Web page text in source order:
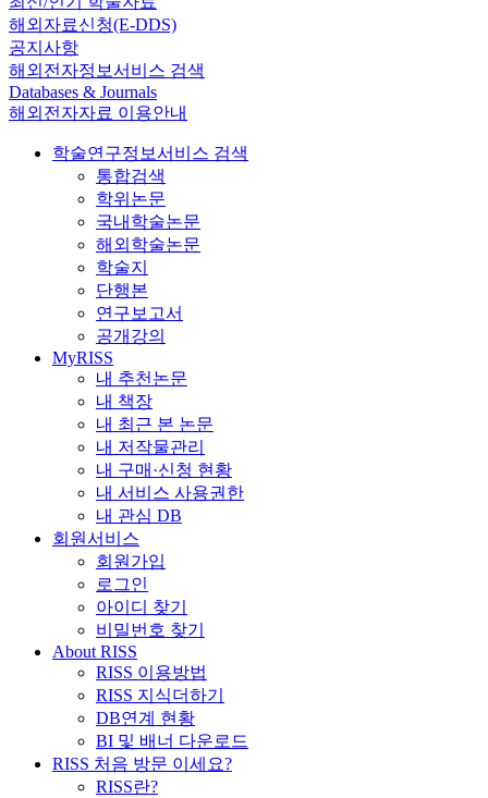
해외자료신청(E-DDS)
공지사항
해외전자정보서비스 검색
Databases & Journals
해외전자자료 이용안내
학술연구정보서비스 검색
통합검색
학위논문
국내학술논문
해외학술논문
학술지
단행본
연구보고서
공개강의
MyRISS
내 추천논문
내 책장
내 최근 본 논문
내 저작물관리
내 구매·신청 현황
내 서비스 사용권한
내 관심 DB
회원서비스
회원가입
로그인
아이디 찾기
비밀번호 찾기
About RISS
RISS 이용방법
RISS 지식더하기
DB연계 현황
BI 및 배너 다운로드
RISS 처음 방문 이세요?
RISS란?